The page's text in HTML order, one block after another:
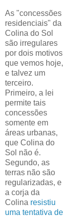
As "concessões
residenciais" da
Colina do Sol
são irregulares
por dois motivos
que vemos hoje,
e talvez um
terceiro.
Primeiro, a lei
permite tais
concessões
somente em
áreas urbanas,
que Colina do
Sol não é.
Segundo, as
terras não são
regularizadas, e
a corja da
Colina resistiu
uma tentativa de